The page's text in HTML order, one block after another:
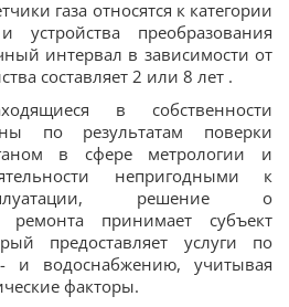
газа относятся к категории
преобразования
интервал в зависимости от
составляет 2 или 8 лет .
в собственности
по результатам поверки
в сфере метрологии и
непригодными к
решение о
ремонта принимает субъект
предоставляет услуги по
и водоснабжению, учитывая
факторы.